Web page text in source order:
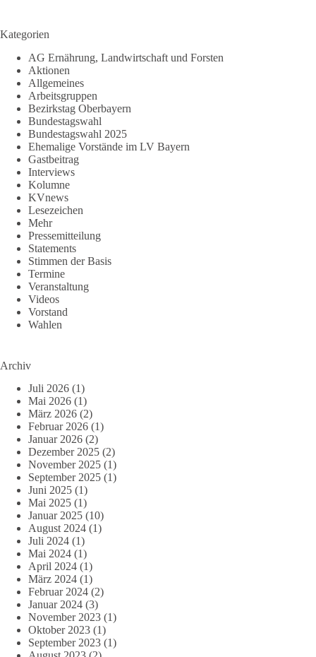
Kategorien
AG Ernährung, Landwirtschaft und Forsten
Aktionen
Allgemeines
Arbeitsgruppen
Bezirkstag Oberbayern
Bundestagswahl
Bundestagswahl 2025
Ehemalige Vorstände im LV Bayern
Gastbeitrag
Interviews
Kolumne
KVnews
Lesezeichen
Mehr
Pressemitteilung
Statements
Stimmen der Basis
Termine
Veranstaltung
Videos
Vorstand
Wahlen
Archiv
Juli 2026 (1)
Mai 2026 (1)
März 2026 (2)
Februar 2026 (1)
Januar 2026 (2)
Dezember 2025 (2)
November 2025 (1)
September 2025 (1)
Juni 2025 (1)
Mai 2025 (1)
Januar 2025 (10)
August 2024 (1)
Juli 2024 (1)
Mai 2024 (1)
April 2024 (1)
März 2024 (1)
Februar 2024 (2)
Januar 2024 (3)
November 2023 (1)
Oktober 2023 (1)
September 2023 (1)